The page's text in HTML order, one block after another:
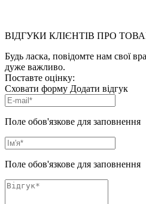
ВІДГУКИ КЛІЄНТІВ ПРО
Будь ласка, повідомте нам свої
дуже важливо.
Поставте оцінку:
Сховати форму Додати відгук
Поле обов'язкове для заповнення
Поле обов'язкове для заповнення